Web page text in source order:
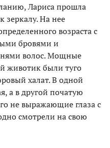
Лариса прошла
зеркалу. На нее
возраста с
бровями и
волос. Мощные
животик были туго
халат. В одной
а в другой початую
не выражающие глаза с
смотрели на свою